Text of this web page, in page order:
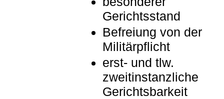
Gerichtsstand
Befreiung von der
Militärpflicht
erst- und tlw.
zweitinstanzliche
Gerichtsbarkeit